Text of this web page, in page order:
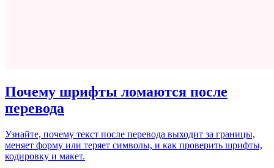
Почему шрифты ломаются после
перевода
Узнайте, почему текст после перевода выходит за границы,
меняет форму или теряет символы, и как проверить шрифты,
кодировку и макет.